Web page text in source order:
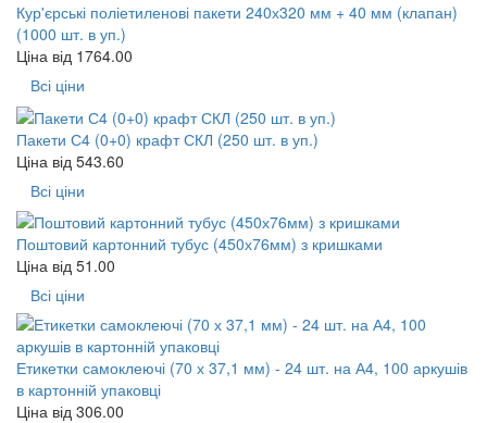
Кур'єрські поліетиленові пакети 240х320 мм + 40 мм (клапан)
(1000 шт. в уп.)
Ціна від 1764.00
Всі ціни
Пакети С4 (0+0) крафт СКЛ (250 шт. в уп.)
Ціна від 543.60
Всі ціни
Поштовий картонний тубус (450х76мм) з кришками
Ціна від 51.00
Всі ціни
Етикетки самоклеючі (70 х 37,1 мм) - 24 шт. на А4, 100 аркушів
в картонній упаковці
Ціна від 306.00